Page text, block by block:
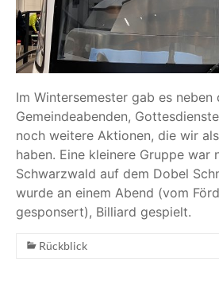
Im Wintersemester gab es neben
Gemeindeabenden,
noch weitere Aktionen, die wir
haben. Eine kleinere Gruppe war
Schwarzwald auf dem Dobel
wurde an einem Abend (vom
gesponsert), Billiard gespielt.
Rückblick